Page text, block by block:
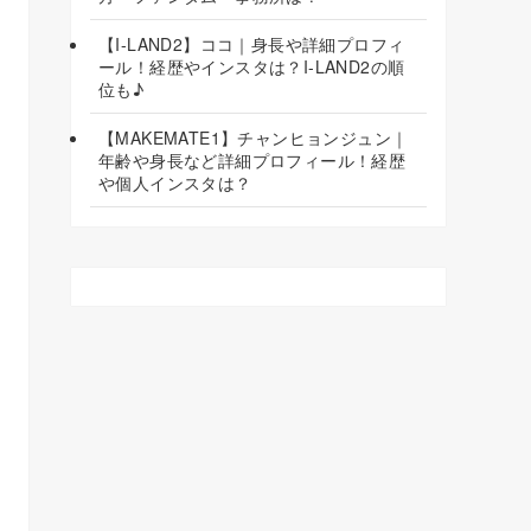
【I-LAND2】ココ｜身長や詳細プロフィ
ール！経歴やインスタは？I-LAND2の順
位も♪
【MAKEMATE1】チャンヒョンジュン｜
年齢や身長など詳細プロフィール！経歴
や個人インスタは？